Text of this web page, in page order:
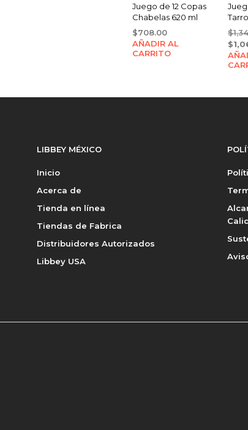
Juego de 12 Copas
Chabelas 620 ml
$708.00
AÑADIR AL
CARRITO
$
$
LIBBEY MÉXICO
Inicio
Acerca de
Tienda en línea
Tiendas de Fabrica
Distribuidores Autorizados
Libbey USA